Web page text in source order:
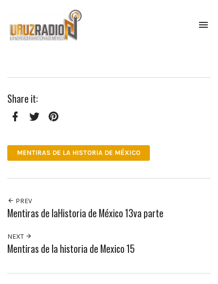
narrada
Mendoza.
Escúchanos
a
las
10:00
Share it:
MENTIRAS DE LA HISTORIA DE MÉXICO
PREV
Mentiras de laHistoria de México 13va parte
NEXT
Mentiras de la historia de Mexico 15